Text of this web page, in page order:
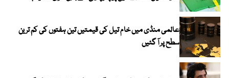
عالمی منڈی میں خام تیل کی قیمتیں تین ہفتوں کی کم ترین
سطح پر آ گئیں